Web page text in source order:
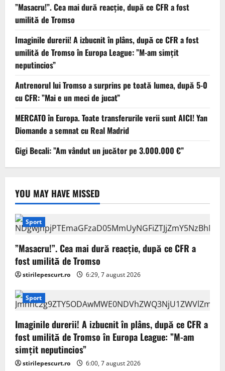
”Masacru!”. Cea mai dură reacție, după ce CFR a fost
umilită de Tromso
Imaginile durerii! A izbucnit în plâns, după ce CFR a fost
umilită de Tromso în Europa League: ”M-am simțit
neputincios”
Antrenorul lui Tromso a surprins pe toată lumea, după 5-0
cu CFR: ”Mai e un meci de jucat”
MERCATO în Europa. Toate transferurile verii sunt AICI! Yan
Diomande a semnat cu Real Madrid
Gigi Becali: ”Am vândut un jucător pe 3.000.000 €”
YOU MAY HAVE MISSED
Sport
”Masacru!”. Cea mai dură reacție, după ce CFR a
fost umilită de Tromso
stirilepescurt.ro 6:29, 7 august 2026
Sport
Imaginile durerii! A izbucnit în plâns, după ce CFR a
fost umilită de Tromso în Europa League: ”M-am
simțit neputincios”
stirilepescurt.ro 6:00, 7 august 2026